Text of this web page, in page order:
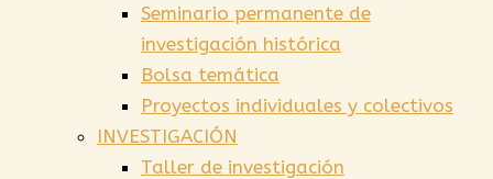
Seminario permanente de
investigación histórica
Bolsa temática
Proyectos individuales y colectivos
INVESTIGACIÓN
Taller de investigación